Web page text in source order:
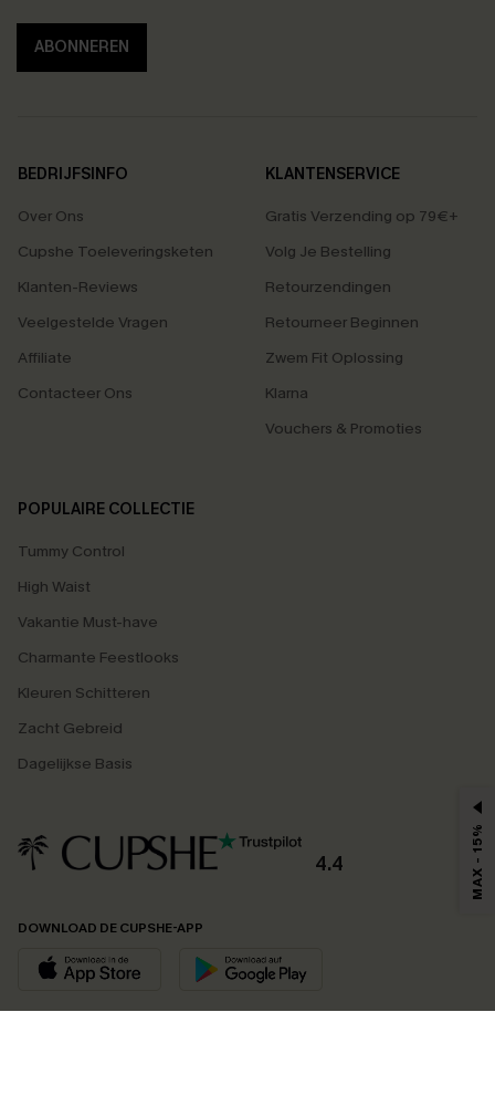
ABONNEREN
BEDRIJFSINFO
Over Ons
Cupshe Toeleveringsketen
Klanten-Reviews
Veelgestelde Vragen
Affiliate
Contacteer Ons
KLANTENSERVICE
Gratis Verzending op 79€+
Volg Je Bestelling
Retourzendingen
Retourneer Beginnen
Zwem Fit Oplossing
Klarna
Vouchers & Promoties
POPULAIRE COLLECTIE
Tummy Control
High Waist
Vakantie Must-have
Charmante Feestlooks
Kleuren Schitteren
Zacht Gebreid
Dagelijkse Basis
4.4
DOWNLOAD DE CUPSHE-APP
MAX - 15%